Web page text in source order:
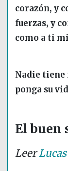
corazón, y
fuerzas, y
como a ti
Nadie tiene
ponga su
El buen
Leer